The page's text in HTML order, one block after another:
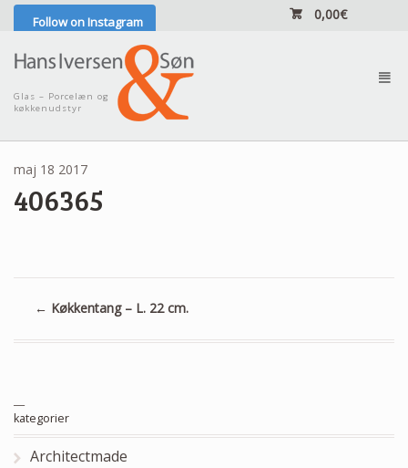
Follow on Instagram 0,00€
Glas – Porcelæn og
køkkenudstyr
²
maj 18 2017
406365
← Køkkentang – L. 22 cm.
kategorier
Architectmade